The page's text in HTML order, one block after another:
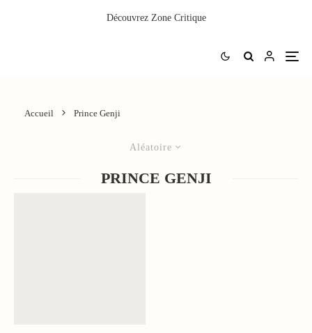
Découvrez Zone Critique
Accueil Prince Genji
Aléatoire
PRINCE GENJI